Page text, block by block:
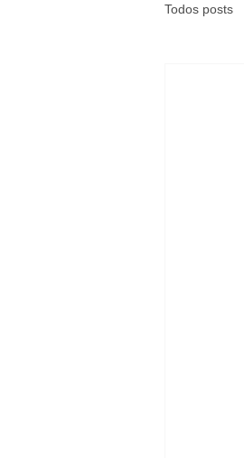
Todos posts